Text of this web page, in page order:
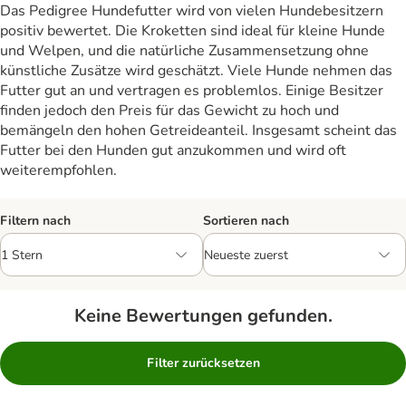
Das Pedigree Hundefutter wird von vielen Hundebesitzern
positiv bewertet. Die Kroketten sind ideal für kleine Hunde
und Welpen, und die natürliche Zusammensetzung ohne
künstliche Zusätze wird geschätzt. Viele Hunde nehmen das
Futter gut an und vertragen es problemlos. Einige Besitzer
finden jedoch den Preis für das Gewicht zu hoch und
bemängeln den hohen Getreideanteil. Insgesamt scheint das
Futter bei den Hunden gut anzukommen und wird oft
weiterempfohlen.
Filtern nach Sortieren nach
Keine Bewertungen gefunden.
Filter zurücksetzen